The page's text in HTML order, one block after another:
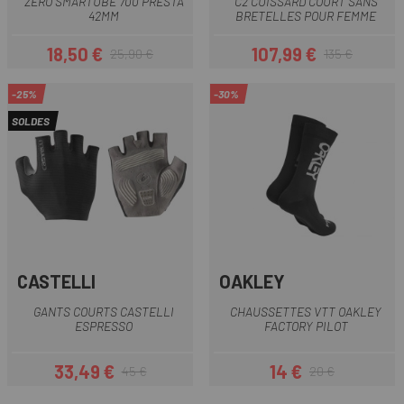
42MM
Prix
18,50 €Prix habituel
25,90 €
BRETELLES POUR FEMME
Prix
107,99 €Prix habituel
135 €
-25%
SOLDES
CASTELLI
GANTS COURTS CASTELLI
ESPRESSO
Prix
33,49 €Prix habituel
45 €
-30%
OAKLEY
CHAUSSETTES VTT OAKLEY
FACTORY PILOT
Prix
14 €Prix habituel
20 €